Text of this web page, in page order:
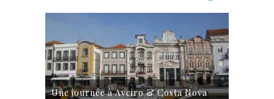
Une journée à Aveiro & Costa Nova